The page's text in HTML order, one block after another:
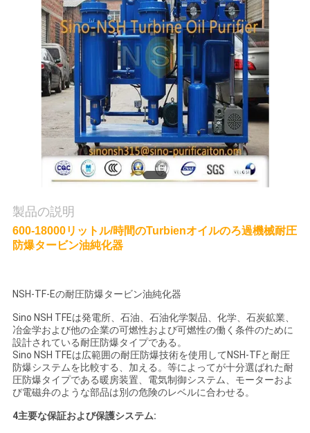
達
に
連
絡
し
な
さ
い
製品の説明
600-18000リットル/時間のTurbienオイルのろ過機械耐圧
防爆タービン油純化器
NSH-TF-Eの耐圧防爆タービン油純化器
Sino NSH TFEは発電所、石油、石油化学製品、化学、石炭鉱業、
冶金学および他の企業の可燃性および可燃性の働く条件のために
設計されている耐圧防爆タイプである。
Sino NSH TFEは広範囲の耐圧防爆技術を使用してNSH-TFと耐圧
防爆システムを比較する、加える。等によってが十分選ばれた耐
圧防爆タイプである暖房装置、電気制御システム、モーターおよ
び電磁弁のような部品は別の危険のレベルに合わせる。
4主要な保証および保護システム: